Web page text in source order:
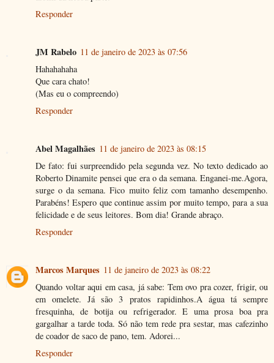
Responder
JM Rabelo 11 de janeiro de 2023 às 07:56
Hahahahaha
Que cara chato!
(Mas eu o compreendo)
Responder
Abel Magalhães 11 de janeiro de 2023 às 08:15
De fato: fui surpreendido pela segunda vez. No texto dedicado ao
Roberto Dinamite pensei que era o da semana. Enganei-me.Agora,
surge o da semana. Fico muito feliz com tamanho desempenho.
Parabéns! Espero que continue assim por muito tempo, para a sua
felicidade e de seus leitores. Bom dia! Grande abraço.
Responder
Marcos Marques 11 de janeiro de 2023 às 08:22
Quando voltar aqui em casa, já sabe: Tem ovo pra cozer, frigir, ou
em omelete. Já são 3 pratos rapidinhos.A água tá sempre
fresquinha, de botija ou refrigerador. E uma prosa boa pra
gargalhar a tarde toda. Só não tem rede pra sestar, mas cafezinho
de coador de saco de pano, tem. Adorei...
Responder